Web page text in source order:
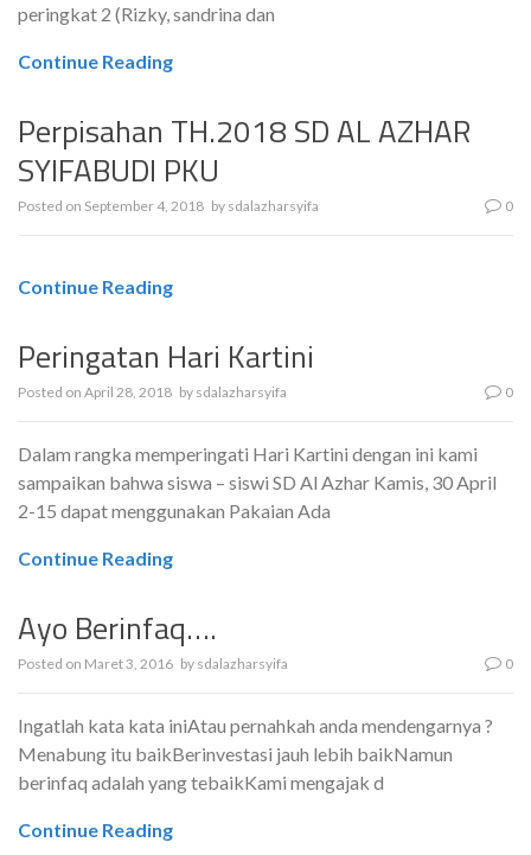
peringkat 2 (Rizky, sandrina dan
Continue Reading
Perpisahan TH.2018 SD AL AZHAR
SYIFABUDI PKU
Posted on September 4, 2018 by sdalazharsyifa 0
Continue Reading
Peringatan Hari Kartini
Posted on April 28, 2018 by sdalazharsyifa 0
Dalam rangka memperingati Hari Kartini dengan ini kami
sampaikan bahwa siswa – siswi SD Al Azhar Kamis, 30 April
2-15 dapat menggunakan Pakaian Ada
Continue Reading
Ayo Berinfaq….
Posted on Maret 3, 2016 by sdalazharsyifa 0
Ingatlah kata kata iniAtau pernahkah anda mendengarnya ?
Menabung itu baikBerinvestasi jauh lebih baikNamun
berinfaq adalah yang tebaikKami mengajak d
Continue Reading